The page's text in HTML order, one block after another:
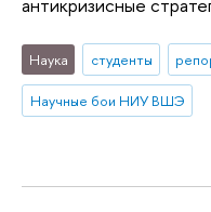
антикризисные
Наука студенты
Научные бои НИУ ВШЭ